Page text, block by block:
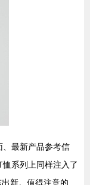
最新产品参考信
系列上同样注入了
新。值得注意的